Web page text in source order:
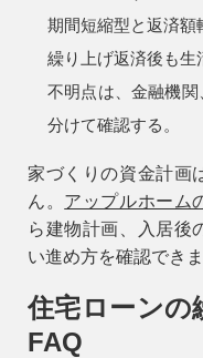
期間短縮型と返済額
繰り上げ返済後も生
不明点は、金融機
分けて確認する。
家づくりの資金計画
ん。 アップルホーム
ら建物計画、入居後
い進め方を確認できま
住宅ローンの
FAQ